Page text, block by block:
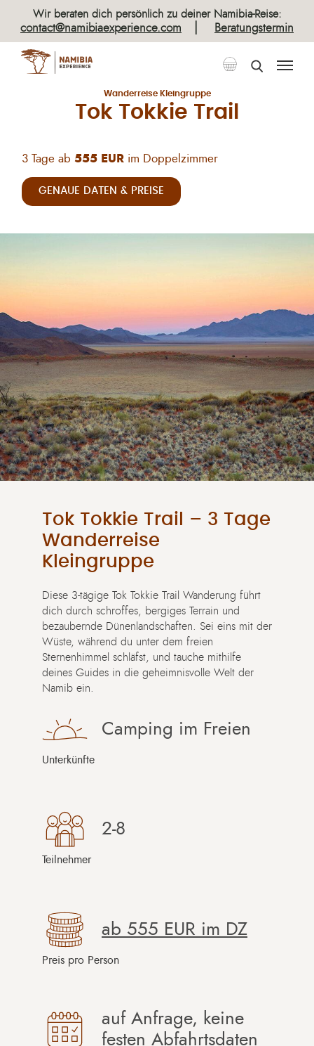
Wir beraten dich persönlich zu deiner Namibia-Reise:
contact@namibiaexperience.com Beratungstermin
Wanderungen
Wanderreise Kleingruppe
Tok Tokkie Trail
3 Tage ab 555 EUR im Doppelzimmer
GENAUE DATEN & PREISE
Tok Tokkie Trail – 3 Tage
Wanderreise
Kleingruppe
Diese 3-tägige Tok Tokkie Trail Wanderung führt
dich durch schroffes, bergiges Terrain und
bezaubernde Dünenlandschaften. Sei eins mit der
Wüste, während du unter dem freien
Sternenhimmel schläfst, und tauche mithilfe
deines Guides in die geheimnisvolle Welt der
Namib ein.
Camping im Freien
Unterkünfte
ab 555 EUR im DZ
Preis pro Person
2-8
Teilnehmer
auf Anfrage, keine
festen Abfahrtsdaten
×